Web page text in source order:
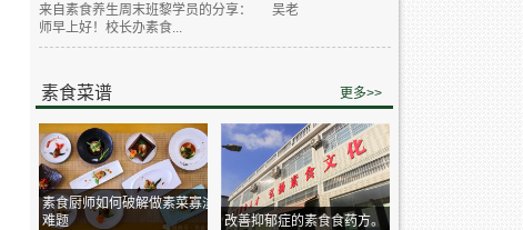
来自素食养生周末班黎学员的分享： 吴老
师早上好！校长办素食...
素食菜谱 更多>>
素食厨师如何破解做素菜寡淡
难题
改善抑郁症的素食食药方。